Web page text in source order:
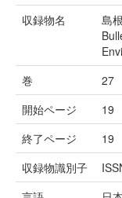
収録物名
島
巻
27
開始ページ
19
終了ページ
19
収録物識別子